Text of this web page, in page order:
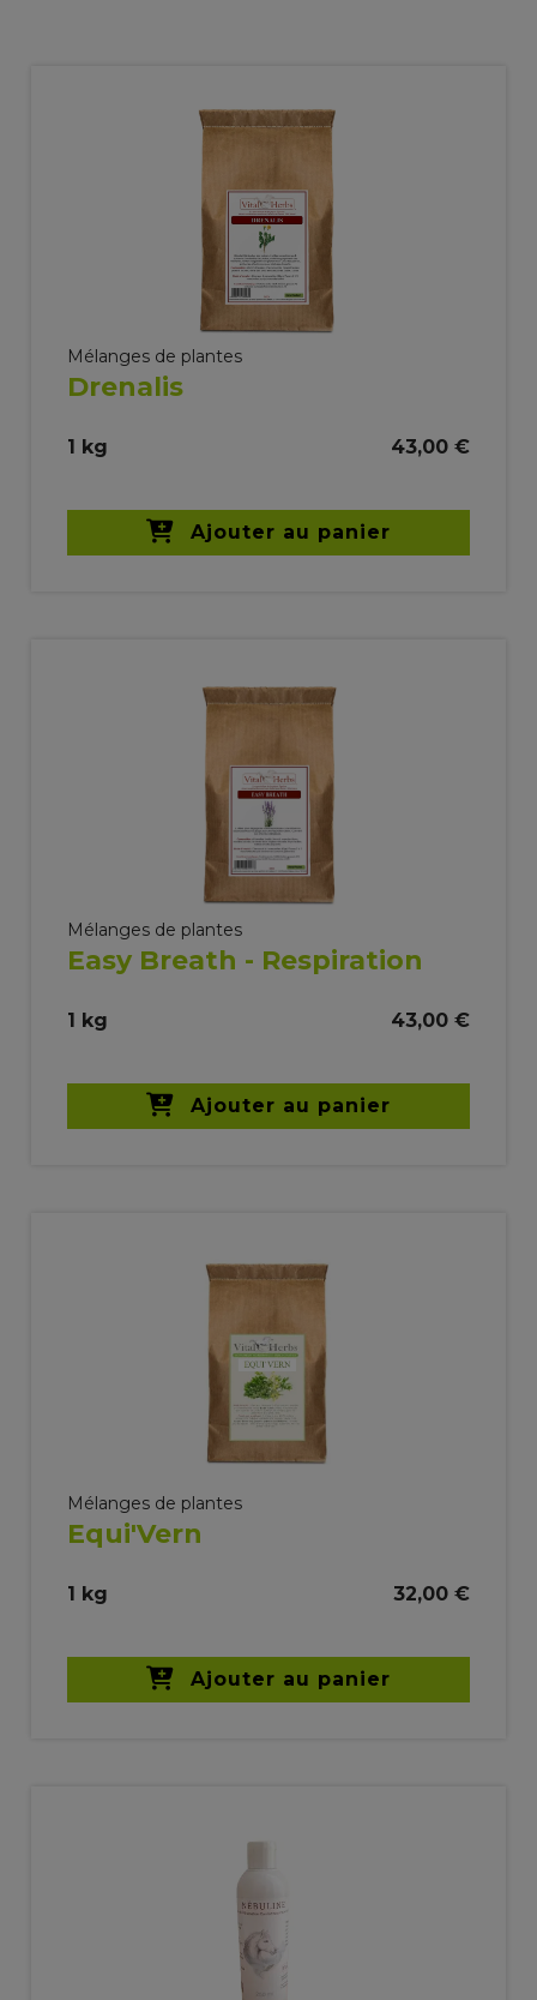
Mélanges de plantes
Drenalis
1 kg 43,00 €
Ajouter au panier
Mélanges de plantes
Easy Breath - Respiration
1 kg 43,00 €
Ajouter au panier
Mélanges de plantes
Equi'Vern
1 kg 32,00 €
Ajouter au panier